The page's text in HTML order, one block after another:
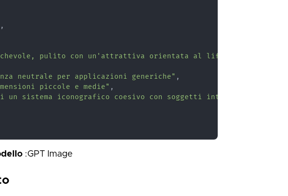
,
pulito con un'attrattiva orientata al lifestyle o
neutrale per applicazioni generiche" ,
piccole e medie" ,
un sistema iconografico coesivo con soggetti intercambiabili
:GPT Image